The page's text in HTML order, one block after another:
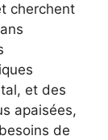
cherchent
et des
apaisées,
de